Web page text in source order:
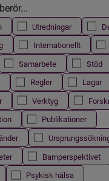
Utredningar
Internationellt
Samarbete
Stöd
Regler
Lagar
Verktyg
Publikationer
Barnperspektivet
Psykisk hälsa